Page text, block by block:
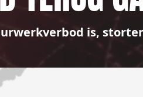
is,